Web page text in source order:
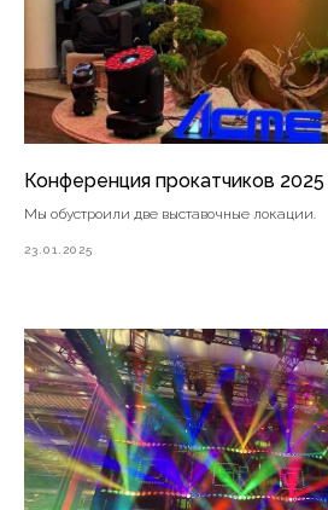
Конференция прокатчиков
Мы обустроили две выставочные локации.
23.01.2025